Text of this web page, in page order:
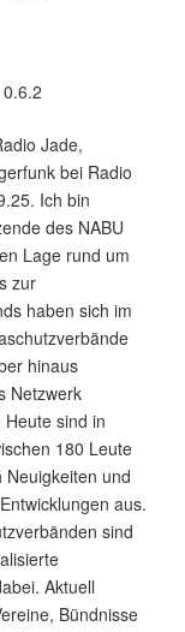
Jade,
bei Radio
Ich bin
des NABU
Lage rund um
zur
haben sich im
hinaus
Netzwerk
sind in
180 Leute
und
aus.
sind
Aktuell
Bündnisse